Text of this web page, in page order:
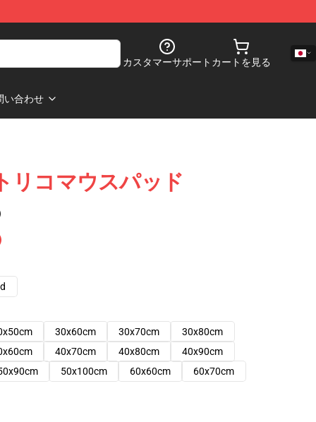
カスタマーサポート カートを見る
い合わせ
リコマウスパッド
30x60cm 30x70cm
30x80cm
40x70cm 40x80cm
40x90cm
50x100cm 60x60cm
60x70cm